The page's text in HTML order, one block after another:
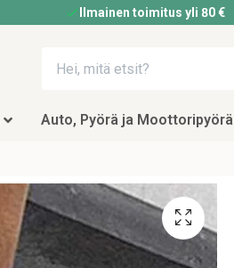
Ilmainen toimitus yli 80 €
Auto, Pyörä ja Moottoripyörä